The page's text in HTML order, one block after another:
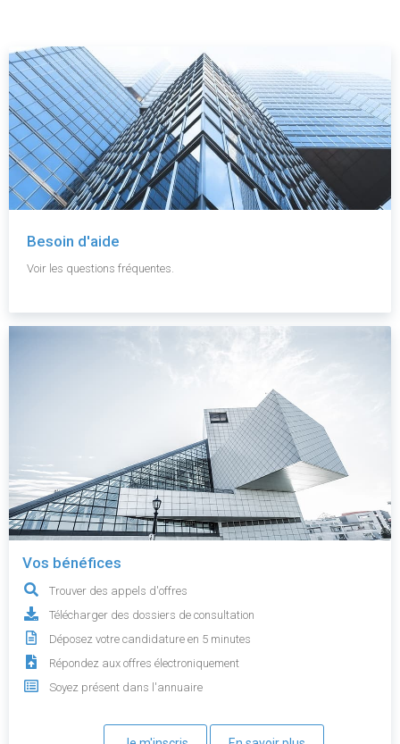
Besoin d'aide
Voir les questions fréquentes.
Vos bénéfices
Trouver des appels d'offres
Télécharger des dossiers de consultation
Déposez votre candidature en 5 minutes
Répondez aux offres électroniquement
Soyez présent dans l'annuaire